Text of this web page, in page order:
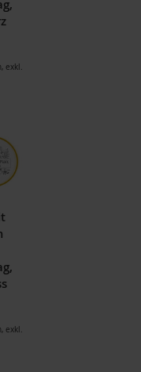
, exkl.
, exkl.